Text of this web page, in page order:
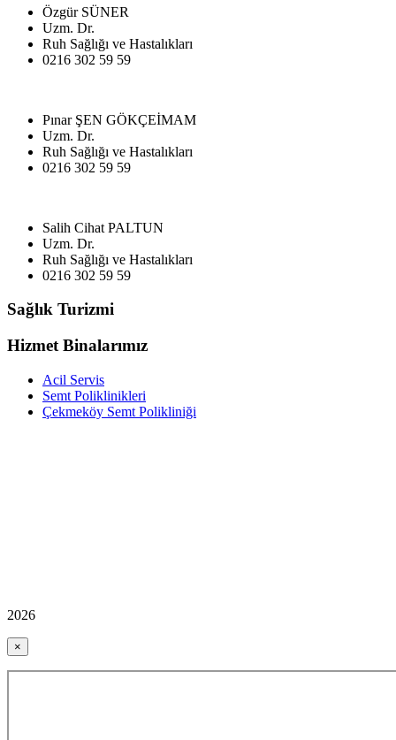
Özgür SÜNER
Uzm. Dr.
Ruh Sağlığı ve Hastalıkları
0216 302 59 59
Pınar ŞEN GÖKÇEİMAM
Uzm. Dr.
Ruh Sağlığı ve Hastalıkları
0216 302 59 59
Salih Cihat PALTUN
Uzm. Dr.
Ruh Sağlığı ve Hastalıkları
0216 302 59 59
Sağlık Turizmi
Hizmet Binalarımız
Acil Servis
Semt Poliklinikleri
Çekmeköy Semt Polikliniği
2026
×